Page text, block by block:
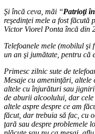
Şi încă ceva, măi “Patrioţi
reşedinţei mele a fost făcută
Victor Viorel Ponta încă din
Telefoanele mele (mobilul şi
un an şi jumătate, pentru că
Primesc zilnic sute de
Mesaje cu ameninţări, altele
altele cu înjurături sau
de aburii alcoolului, dar
altele aspre despre ce am
făcut, dar trebuia să fac, cu
ţară sau despre problemele